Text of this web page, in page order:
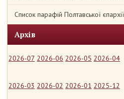
Список парафій Полтавської єпархії
Архів
2026-07 2026-06 2026-05 2026-04
2026-03 2026-02 2026-01 2025-12